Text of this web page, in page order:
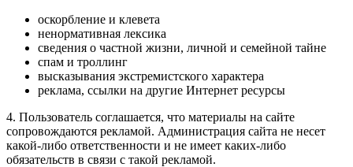
оскорбление и клевета
ненормативная лексика
сведения о частной жизни, личной и семейной тайне
спам и троллинг
высказывания экстремистского характера
реклама, ссылки на другие Интернет ресурсы
4. Пользователь соглашается, что материалы на сайте
сопровождаются рекламой. Администрация сайта не несет
какой-либо ответственности и не имеет каких-либо
обязательств в связи с такой рекламой.